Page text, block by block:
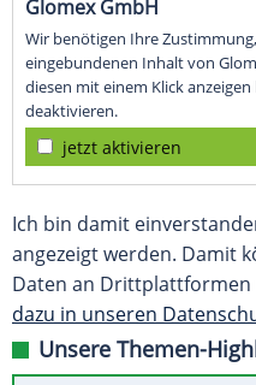
Glomex GmbH
Wir benötigen Ihre
eingebundenen Inhalt von
diesen mit einem Klick
deaktivieren.
jetzt aktivieren
Ich bin damit
angezeigt werden. Damit
Daten an
dazu in unseren
Unsere Themen-